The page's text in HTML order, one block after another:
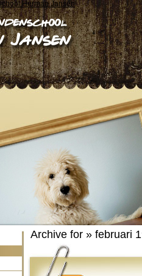
Herman Jansen
Archive for » februari